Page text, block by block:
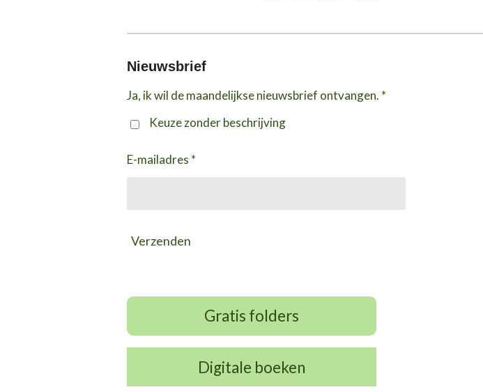
Nieuwsbrief
Ja, ik wil de maandelijkse nieuwsbrief ontvangen. *
Keuze zonder beschrijving
E-mailadres *
Verzenden
Gratis folders
Digitale boeken